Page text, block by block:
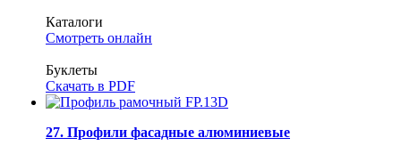
Каталоги
Смотреть онлайн
Буклеты
Скачать в PDF
27. Профили фасадные алюминиевые